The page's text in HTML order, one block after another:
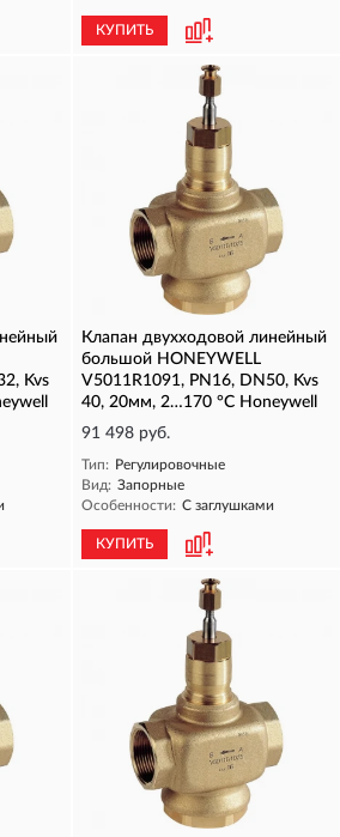
КУПИТЬ
Kvs
Клапан двухходовой линейный
большой HONEYWELL
V5011R1091, PN16, DN50, Kvs
40, 20мм, 2…170 °C Honeywell
91 498 руб.
Тип: Регулировочные
Вид: Запорные
Особенности: С заглушками
КУПИТЬ